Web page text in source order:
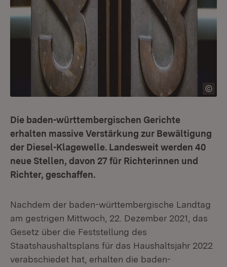
Die baden-württembergischen Gerichte
erhalten massive Verstärkung zur Bewältigung
der Diesel-Klagewelle. Landesweit werden 40
neue Stellen, davon 27 für Richterinnen und
Richter, geschaffen.
Nachdem der baden-württembergische Landtag
am gestrigen Mittwoch, 22. Dezember 2021, das
Gesetz über die Feststellung des
Staatshaushaltsplans für das Haushaltsjahr 2022
verabschiedet hat, erhalten die baden-